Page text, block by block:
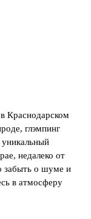
Краснодарском
глэмпинг
недалеко от
забыть о шуме и
в атмосферу